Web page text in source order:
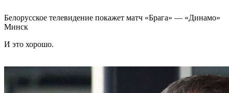
Белорусское телевидение покажет матч «Брага» — «Динамо»
Минск
И это хорошо.